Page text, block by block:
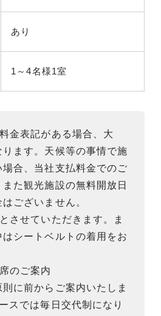
あり
1～4名様1室
金表記がある場合、大
ります。天候等の事情で施
合、当社支払料金でのご
た観光施設の無料開放日
ございません。
させていただきます。ま
シートベルトの着用をお
のご案内
に前からご案内いたしま
スでは毎日交代制になり